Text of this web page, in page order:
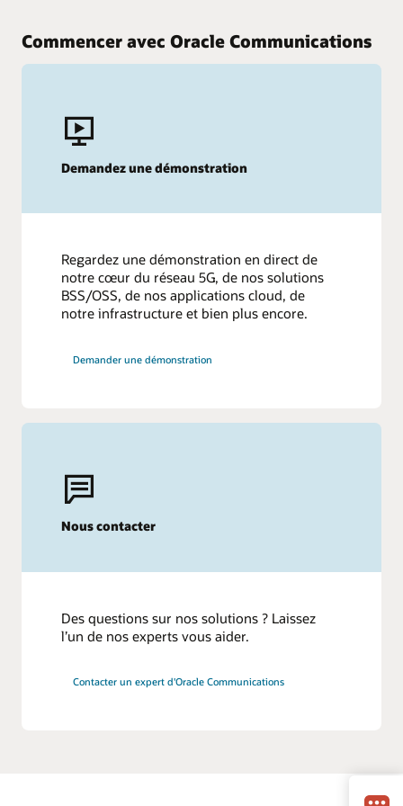
Commencer avec Oracle Communications
Demandez une démonstration
Regardez une démonstration en direct de
notre cœur du réseau 5G, de nos solutions
BSS/OSS, de nos applications cloud, de
notre infrastructure et bien plus encore.
Demander une démonstration
Nous contacter
Des questions sur nos solutions ? Laissez
l’un de nos experts vous aider.
Contacter un expert d'Oracle Communications